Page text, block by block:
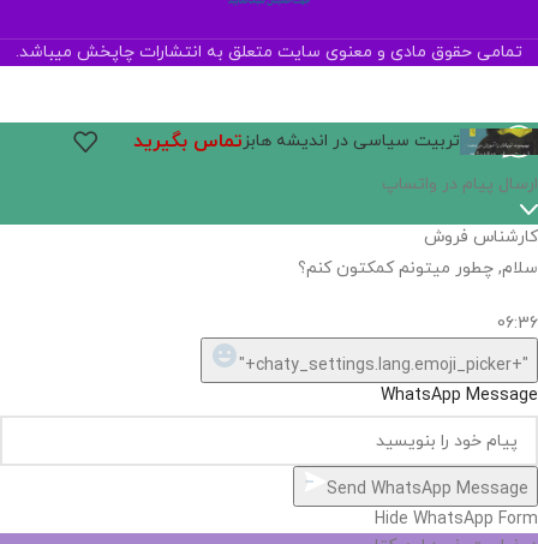
تمامی حقوق مادی و معنوی سایت متعلق به انتشارات چاپخش میباشد.
تربیت سیاسی در اندیشه هابزتماس بگیرید
ارسال پیام در واتساپ
کارشناس فروش
سلام, چطور میتونم کمکتون کنم؟
06:36
"+chaty_settings.lang.emoji_picker+"
WhatsApp Message
Send WhatsApp Message
Hide WhatsApp Form